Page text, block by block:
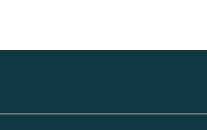
kommer att se ut om 30 år, varför